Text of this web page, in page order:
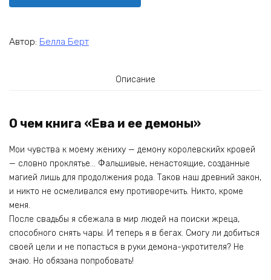
Автор: Белла Берт
Описание
О чем книга «Ева и ее демоны»
Мои чувства к моему жениху — демону королевскийх кровей
— словно проклятье… Фальшивые, ненастоящие, созданные
магией лишь для продолжения рода. Таков наш древний закон,
и никто не осмеливался ему противоречить. Никто, кроме
меня.
После свадьбы я сбежала в мир людей на поиски жреца,
способного снять чары. И теперь я в бегах. Смогу ли добиться
своей цели и не попасться в руки демона-укротителя? Не
знаю. Но обязана попробовать!